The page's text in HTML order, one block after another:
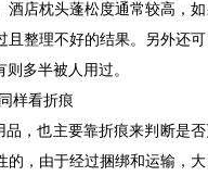
酒店枕头蓬松度通常较高，
且整理不好的结果。另外还
多半被人用过。
样看折痕
品，也主要靠折痕来判断是
的，由于经过捆绑和运输，大